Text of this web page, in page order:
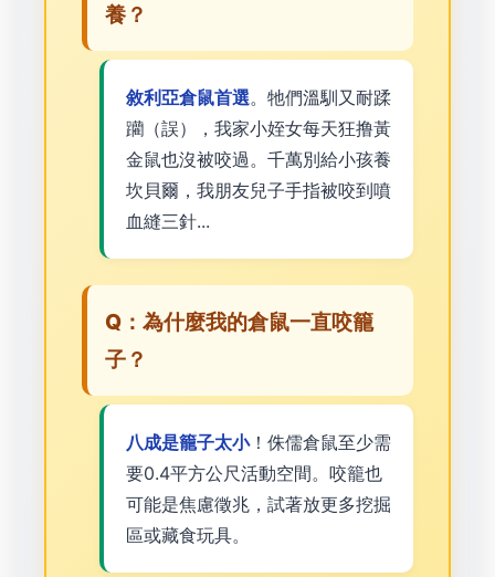
養？
敘利亞倉鼠首選。牠們溫馴又耐蹂
躪（誤），我家小姪女每天狂撸黃
金鼠也沒被咬過。千萬別給小孩養
坎貝爾，我朋友兒子手指被咬到噴
血縫三針...
Q：為什麼我的倉鼠一直咬籠
子？
八成是籠子太小！侏儒倉鼠至少需
要0.4平方公尺活動空間。咬籠也
可能是焦慮徵兆，試著放更多挖掘
區或藏食玩具。